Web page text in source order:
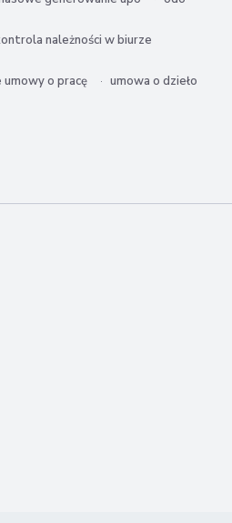
należności w biurze
o pracę umowa o dzieło